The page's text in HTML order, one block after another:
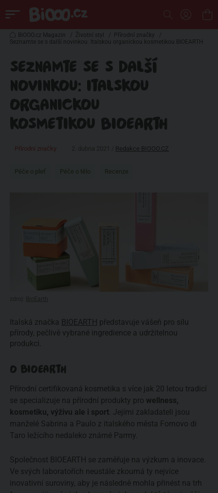
BiOOO.cz Magazin / Životní styl / Přírodní značky
/
Seznamte se s další novinkou: Italskou organickou kosmetikou BIOEARTH
SEZNAMTE SE S DALŠÍ
NOVINKOU: ITALSKOU
ORGANICKOU
KOSMETIKOU BIOEARTH
Přírodní značky Redakce BIOOO.CZ
Péče o pleť Péče o tělo Recenze
Italská značka BIOEARTH představuje vášeň pro sílu
přírody, pečlivě vybrané ingredience a udržitelnou
produkci.
O BIOEARTH
Přírodní certifikovaná kosmetika s více jak 20 letou tradicí
se specializuje na přírodní produkty pro wellness,
kosmetiku, výživu ale i sport . Jejími zakladateli jsou
manželé Sabrina a Paulo z italského města Fornovo di
Taro ležícího nedaleko známé Parmy.
Společnost BIOEARTH se zaměřuje na výzkum a inovace.
Ve svých laboratořích neustále zkoumá ty nejvíce
inovativní suroviny, aby je následně mohla přinést na trh